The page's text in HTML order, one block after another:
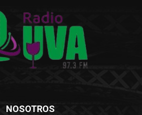
NOSOTROS